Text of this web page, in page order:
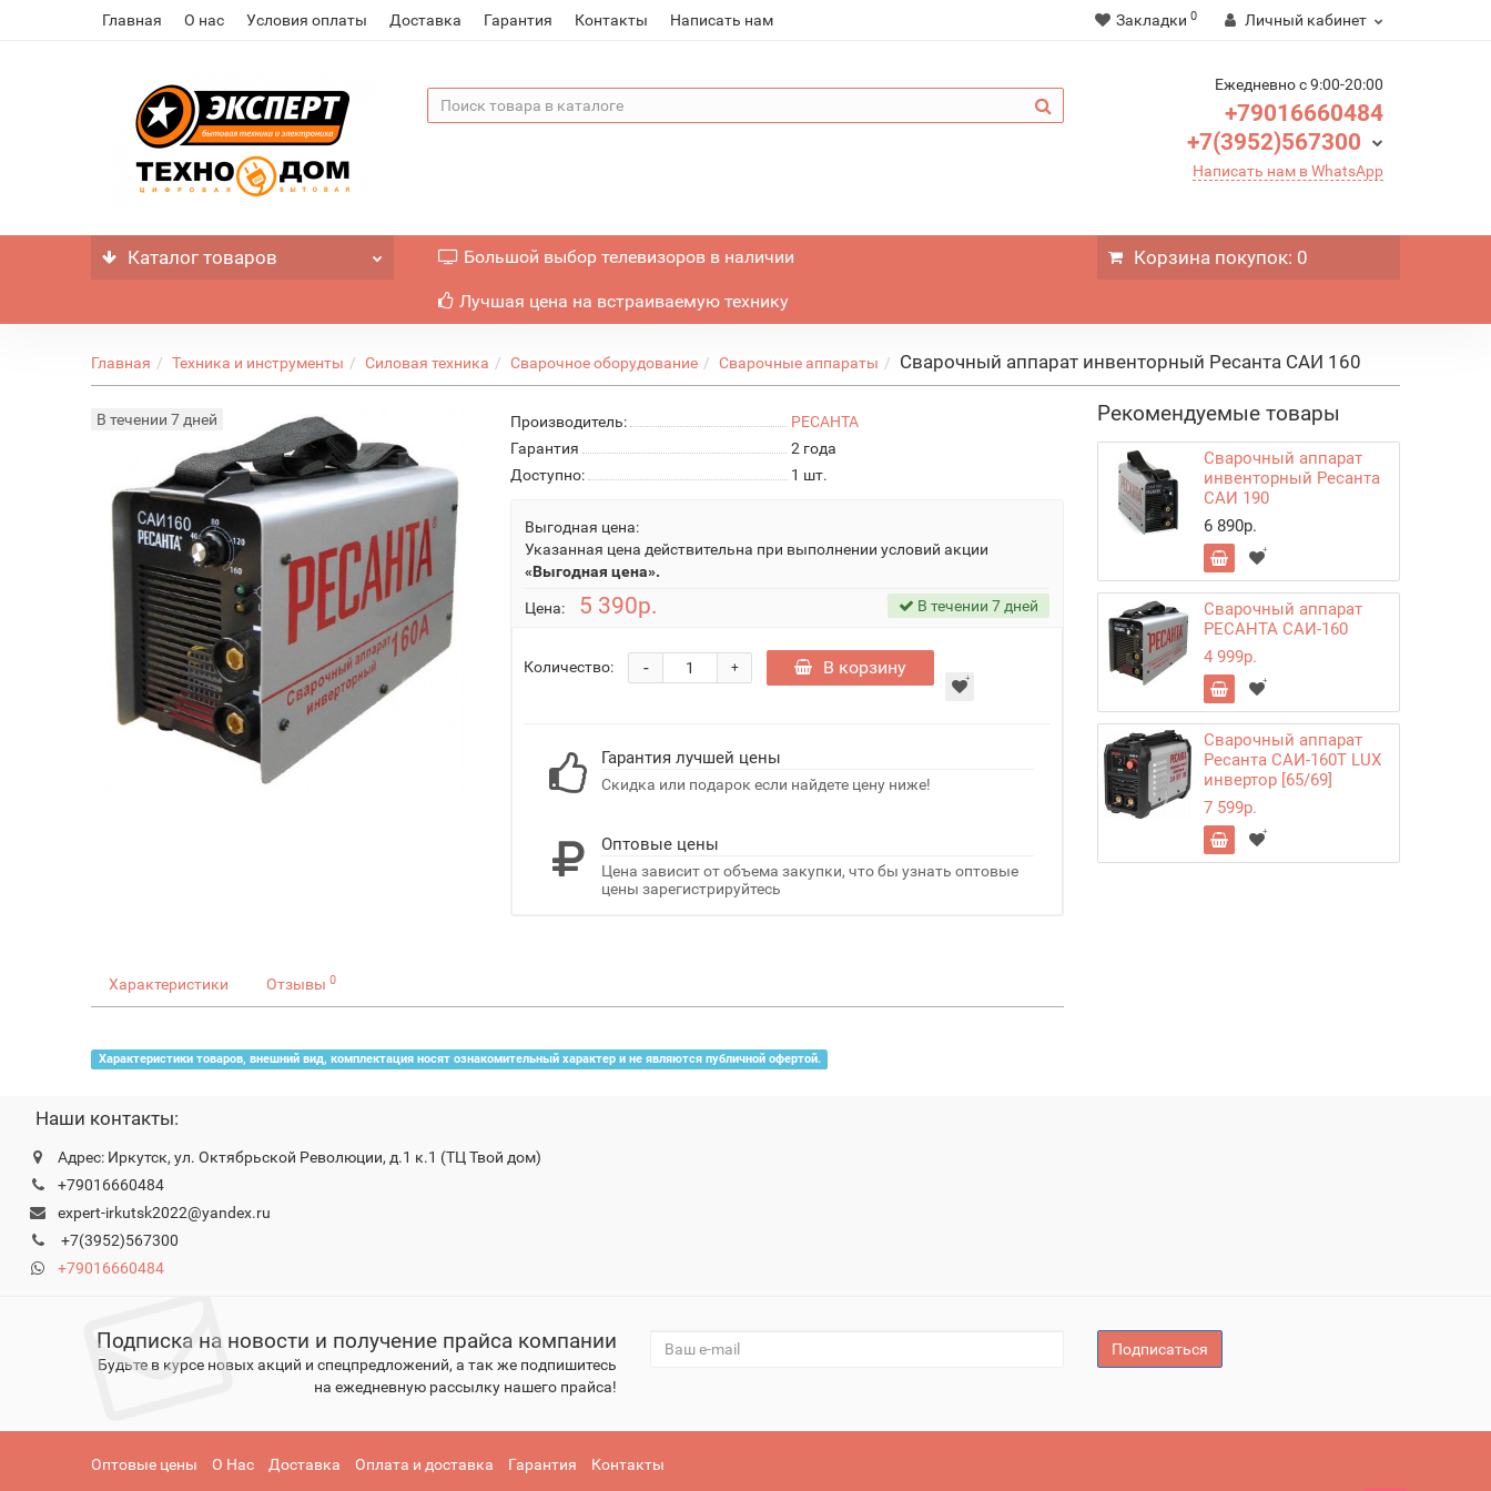
Главная О нас Условия оплаты Доставка Гарантия Контакты Написать нам Закладки 0 Личный кабинет
Ежедневно c 9:00-20:00
+79016660484
+7(3952)567300
Написать нам в WhatsApp
Каталог товаров Большой выбор телевизоров в наличии
Лучшая цена на встраиваемую технику
Корзина покупок: 0
Главная Техника и инструменты Силовая техника Сварочное оборудование Сварочные аппараты Сварочный аппарат инвенторный Ресанта САИ 160
В течении 7 дней Производитель:
РЕСАНТА
Гарантия
2 года
Доступно:
1 шт.
Выгодная цена:
Указанная цена действительна при выполнении условий акции
«Выгодная цена».
Цена: 5 390р. В течении 7 дней
Количество: +
- В корзину
Гарантия лучшей цены
Скидка или подарок если найдете цену ниже!
Оптовые цены
Цена зависит от объема закупки, что бы узнать оптовые
цены зарегистрируйтесь
Характеристики Отзывы0
Характеристики товаров, внешний вид, комплектация носят ознакомительный характер и не являются публичной офертой.
Рекомендуемые товары
Сварочный аппарат
инвенторный Ресанта
САИ 190
6 890р.
Сварочный аппарат
РЕСАНТА САИ-160
4 999р.
Сварочный аппарат
Ресанта САИ-160Т LUX
инвертор [65/69]
7 599р.
Наши контакты:
Адрес: Иркутск, ул. Октябрьской Революции, д.1 к.1 (ТЦ Твой дом)
+79016660484
expert-irkutsk2022@yandex.ru
+7(3952)567300
+79016660484
Подписка на новости и получение прайса компании
Будьте в курсе новых акций и спецпредложений, а так же подпишитесь
на ежедневную рассылку нашего прайса!
Подписаться
Оптовые цены О Нас Доставка Оплата и доставка Гарантия Контакты